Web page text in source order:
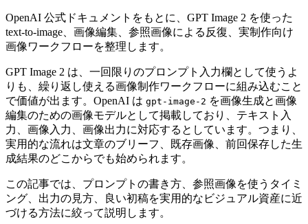
OpenAI 公式ドキュメントをもとに、GPT Image 2 を使った
text-to-image、画像編集、参照画像による反復、実制作向け
画像ワークフローを整理します。
GPT Image 2 は、一回限りのプロンプト入力欄として使うよ
りも、繰り返し使える画像制作ワークフローに組み込むこと
で価値が出ます。OpenAI は gpt-image-2 を画像生成と画像
編集のための画像モデルとして掲載しており、テキスト入
力、画像入力、画像出力に対応するとしています。つまり、
実用的な流れは文章のブリーフ、既存画像、前回保存した生
成結果のどこからでも始められます。
この記事では、プロンプトの書き方、参照画像を使うタイミ
ング、出力の見方、良い初稿を実用的なビジュアル資産に近
づける方法に絞って説明します。